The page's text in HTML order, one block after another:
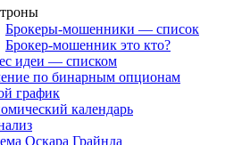
Брокеры-мошенники — список
Брокер-мошенник это кто?
идеи — списком
по бинарным опционам
график
календарь
Оскара Грайнда